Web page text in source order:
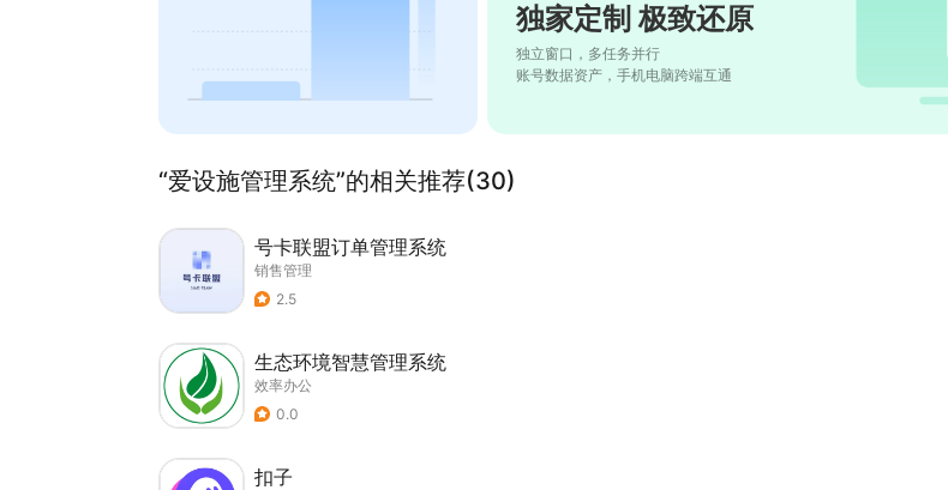
独家定制 极致还原
独立窗口，多任务并行
账号数据资产，手机电脑跨端互通
“爱设施管理系统”的相关推荐(30)
号卡联盟订单管理系统
销售管理
2.5
生态环境智慧管理系统
效率办公
0.0
扣子